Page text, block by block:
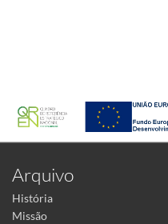
Arquivo
História
Missão